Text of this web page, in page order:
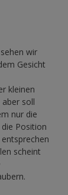
wir
Gesicht
kleinen
aber soll
nur die
Position
scheint